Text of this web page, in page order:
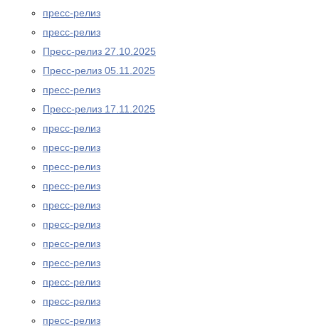
пресс-релиз
пресс-релиз
Пресс-релиз 27.10.2025
Пресс-релиз 05.11.2025
пресс-релиз
Пресс-релиз 17.11.2025
пресс-релиз
пресс-релиз
пресс-релиз
пресс-релиз
пресс-релиз
пресс-релиз
пресс-релиз
пресс-релиз
пресс-релиз
пресс-релиз
пресс-релиз